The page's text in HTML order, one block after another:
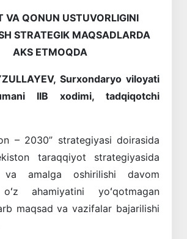
VA QONUN USTUVORLIGINI
STRATEGIK MAQSADLARDA
AKS ETMOQDA
Surxondaryo viloyati
IIB xodimi, tadqiqotchi
– 2030” strategiyasi doirasida
taraqqiyot strategiyasida
va amalga oshirilishi davom
ahamiyatini yoʻqotmagan
maqsad va vazifalar bajarilishi